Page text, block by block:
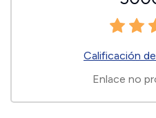
Calificación
Enlace no